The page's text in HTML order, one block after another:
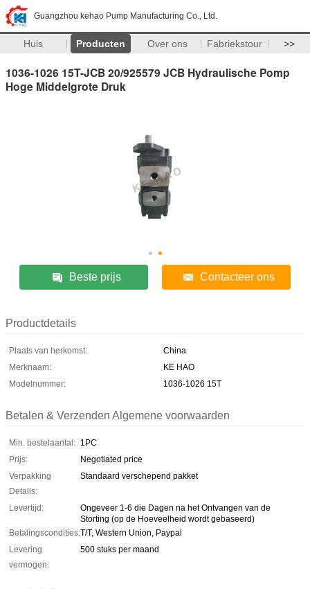
Guangzhou kehao Pump Manufacturing Co., Ltd.
Huis Producten Over ons Fabriekstour >>
1036-1026 15T-JCB 20/925579 JCB Hydraulische Pomp
Hoge Middelgrote Druk
Beste prijs Contacteer ons
Productdetails
Plaats van herkomst:
China
Merknaam:
KE HAO
Modelnummer:
1036-1026 15T
Betalen & Verzenden Algemene voorwaarden
Min. bestelaantal: 1PC
Prijs:
Negotiated price
Verpakking
Details:
Standaard verschepend pakket
Levertijd:
Ongeveer 1-6 die Dagen na het Ontvangen van de
Storting (op de Hoeveelheid wordt gebaseerd)
Betalingscondities:T/T, Western Union, Paypal
Levering
vermogen:
500 stuks per maand